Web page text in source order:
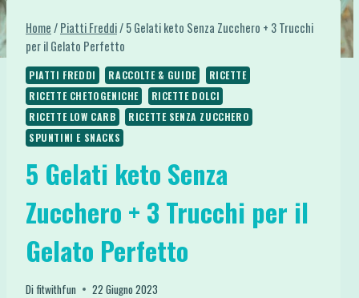
Home/Piatti Freddi/5 Gelati keto Senza Zucchero + 3 Trucchi
per il Gelato Perfetto
PIATTI FREDDI RACCOLTE & GUIDE
RICETTE
RICETTE CHETOGENICHE
RICETTE DOLCI
RICETTE LOW CARB
RICETTE SENZA ZUCCHERO
SPUNTINI E SNACKS
5 Gelati keto Senza
Zucchero + 3 Trucchi per il
Gelato Perfetto
Difitwithfun 22 Giugno 2023